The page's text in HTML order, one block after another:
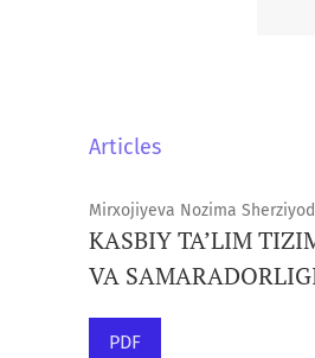
Articles
Mirxojiyeva Nozima
KASBIY TA’LIM
VA
PDF